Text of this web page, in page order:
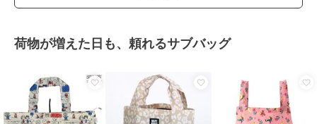
荷物が増えた日も、頼れるサブバッグ